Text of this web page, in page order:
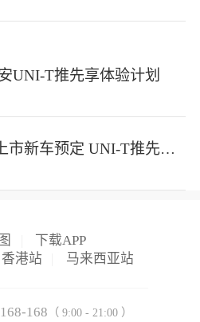
UNI-T推先享体验计划
长安汽车首次开启未上市新车预定 UNI-T推先享体验计划
下载APP
香港站 马来西亚站
168 （ 9:00 - 21:00 ）